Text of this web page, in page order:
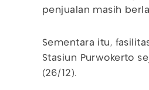
penjualan masih
Sementara itu,
Stasiun Purwokerto
(26/12).